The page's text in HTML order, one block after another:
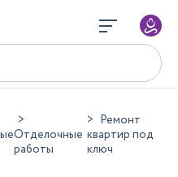
Отделочные
работы
Ремонт
квартир под
ключ